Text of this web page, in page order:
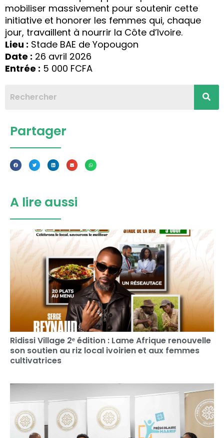
mobiliser massivement pour soutenir cette
initiative et honorer les femmes qui, chaque
jour, travaillent à nourrir la Côte d’Ivoire.
Lieu : Stade BAE de Yopougon
Date : 26 avril 2026
Entrée : 5 000 FCFA
Partager
A lire aussi
Ridissi Village 2ᵉ édition : Lame Afrique renouvelle
son soutien au riz local ivoirien et aux femmes
cultivatrices